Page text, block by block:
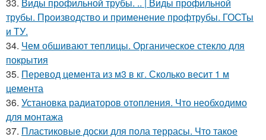
трубы. Производство и применение профтрубы. ГОСТы
и ТУ.
34. Чем обшивают теплицы. Органическое стекло для
покрытия
35. Перевод цемента из м3 в кг. Сколько весит 1 м
цемента
36. Установка радиаторов отопления. Что необходимо
для монтажа
37. Пластиковые доски для пола террасы. Что такое